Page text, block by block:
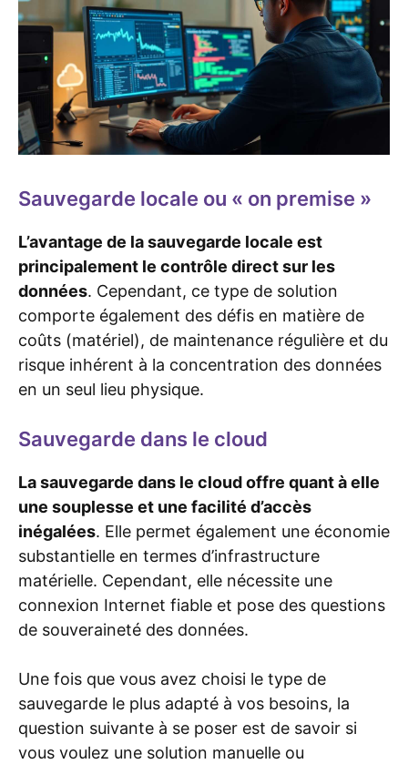
Sauvegarde locale ou « on premise »
L’avantage de la sauvegarde locale est
principalement le contrôle direct sur les
données. Cependant, ce type de solution
comporte également des défis en matière de
coûts (matériel), de maintenance régulière et du
risque inhérent à la concentration des données
en un seul lieu physique.
Sauvegarde dans le cloud
La sauvegarde dans le cloud offre quant à elle
une souplesse et une facilité d’accès
inégalées. Elle permet également une économie
substantielle en termes d’infrastructure
matérielle. Cependant, elle nécessite une
connexion Internet fiable et pose des questions
de souveraineté des données.
Une fois que vous avez choisi le type de
sauvegarde le plus adapté à vos besoins, la
question suivante à se poser est de savoir si
vous voulez une solution manuelle ou